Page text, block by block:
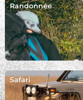
Randonnée
Safari